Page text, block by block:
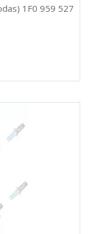
1F0 959 527